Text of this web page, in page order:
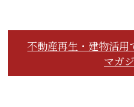
不動産再生・建物活
マガ